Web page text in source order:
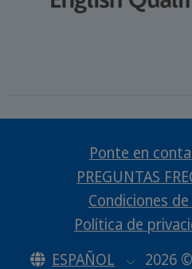
Ponte en
PREGUNTAS
Condiciones
Política de
ESPAÑOL
2026 ©